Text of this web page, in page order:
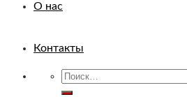
О нас
Контакты
Искать: